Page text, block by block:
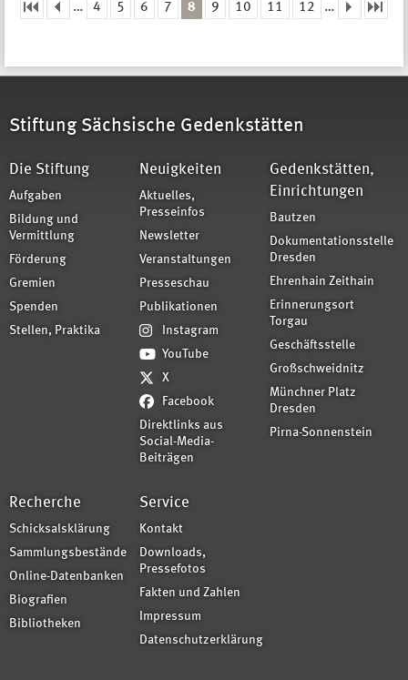
Seiten … 4 5 6 7 8 9 10 11 12 …
Stiftung Sächsische Gedenkstätten
Die Stiftung
Aufgaben
Bildung und
Vermittlung
Förderung
Gremien
Spenden
Stellen, Praktika
Neuigkeiten
Aktuelles,
Presseinfos
Newsletter
Veranstaltungen
Presseschau
Publikationen
Instagram
YouTube
X
Facebook
Direktlinks aus
Social-Media-
Beiträgen
Gedenkstätten,
Einrichtungen
Bautzen
Dokumentationsstelle
Dresden
Ehrenhain Zeithain
Erinnerungsort
Torgau
Geschäftsstelle
Großschweidnitz
Münchner Platz
Dresden
Pirna-Sonnenstein
Recherche
Schicksalsklärung
Sammlungsbestände
Online-Datenbanken
Biografien
Bibliotheken
Service
Kontakt
Downloads,
Pressefotos
Fakten und Zahlen
Impressum
Datenschutzerklärung